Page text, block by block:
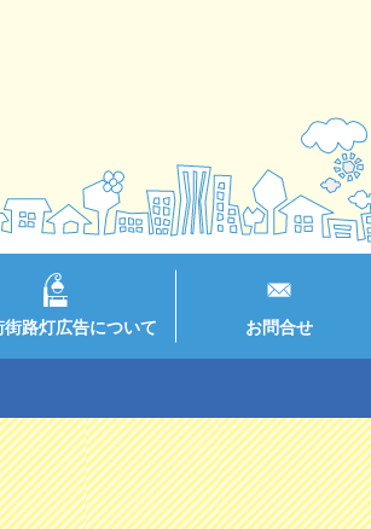
街路灯広告について お問合せ